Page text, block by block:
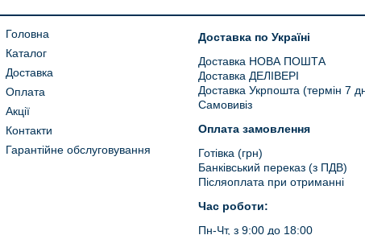
Головна
Каталог
Доставка
Оплата
Акції
Контакти
Гарантійне обслуговування
Доставка по Україні
Доставка НОВА ПОШТА
Доставка ДЕЛІВЕРІ
Доставка Укрпошта (термін 7
Самовивіз
Оплата замовлення
Готівка (грн)
Банківський переказ (з ПДВ)
Післяоплата при отриманні
Час роботи:
Пн-Чт, з 9:00 до 18:00